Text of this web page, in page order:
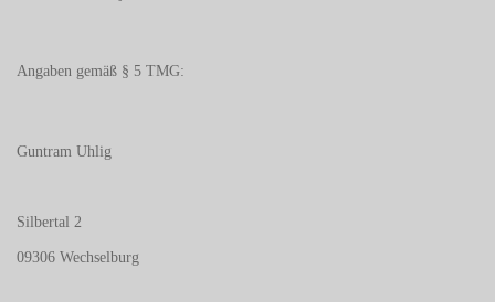
Angaben gemäß § 5 TMG:
Guntram Uhlig
Silbertal 2
09306 Wechselburg